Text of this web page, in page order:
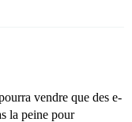
vendre que des e-
la peine pour